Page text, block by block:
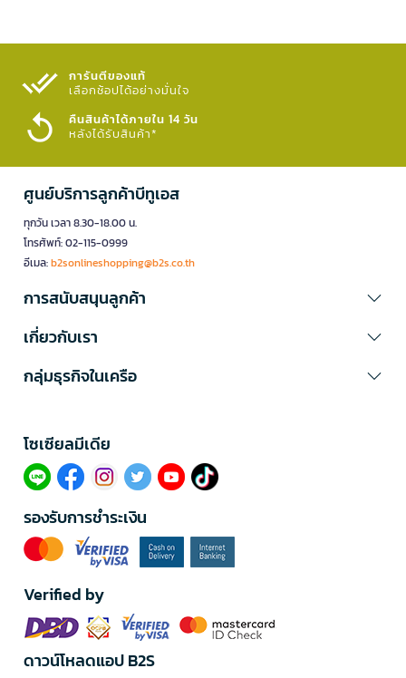
การันตีของแท้
เลือกช้อปได้อย่างมั่นใจ​
คืนสินค้าได้ภายใน 14 วัน
หลังได้รับสินค้า*
ศูนย์บริการลูกค้าบีทูเอส
ทุกวัน เวลา 8.30-18.00 น.
โทรศัพท์: 02-115-0999
อีเมล:b2sonlineshopping@b2s.co.th
การสนับสนุนลูกค้า
เกี่ยวกับเรา
กลุ่มธุรกิจในเครือ
โซเซียลมีเดีย​
รองรับการชำระเงิน
Verified by
ดาวน์โหลดแอป B2S